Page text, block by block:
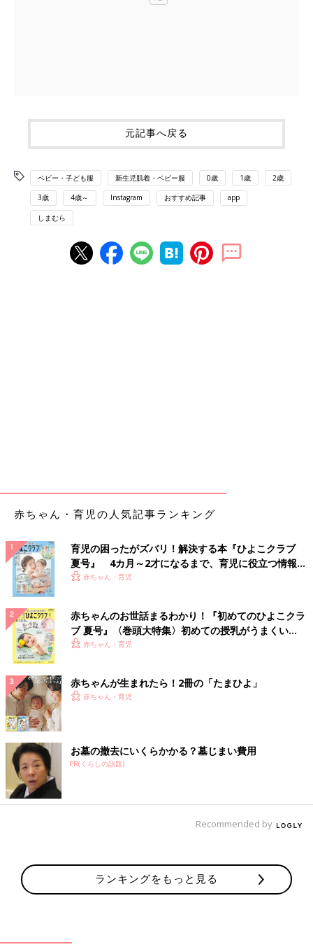
元記事へ戻る
ベビー・子ども服 新生児肌着・ベビー服 0歳 1歳 2歳
3歳 4歳～ Instagram おすすめ記事 app
しまむら
赤ちゃん・育児の人気記事ランキング
育児の困ったがズバリ！解決する本『ひよこクラブ
夏号』 4カ月～2才になるまで、育児に役立つ情報が
いっぱい！
赤ちゃん・育児
赤ちゃんのお世話まるわかり！『初めてのひよこクラ
ブ 夏号』〈巻頭大特集〉初めての授乳がうまくい
く！ おっぱい・ミルクの基本と夏のトラブル 解決テ
赤ちゃん・育児
赤ちゃんが生まれたら！2冊の「たまひよ」
赤ちゃん・育児
お墓の撤去にいくらかかる？墓じまい費用
PR(くらしの話題)
Recommended by
ランキングをもっと見る